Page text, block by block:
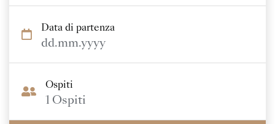
Data di partenza
dd.mm.yyyy
Ospiti
1 Ospiti